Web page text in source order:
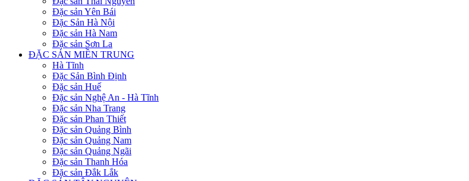
Đặc sản Yên Bái
Đặc Sản Hà Nội
Đặc sản Hà Nam
Đặc sản Sơn La
ĐẶC SẢN MIỀN TRUNG
Hà Tĩnh
Đặc Sản Bình Định
Đặc sản Huế
Đặc sản Nghệ An - Hà Tĩnh
Đặc sản Nha Trang
Đặc sản Phan Thiết
Đặc sản Quảng Bình
Đặc sản Quảng Nam
Đặc sản Quảng Ngãi
Đặc sản Thanh Hóa
Đặc sản Đắk Lắk